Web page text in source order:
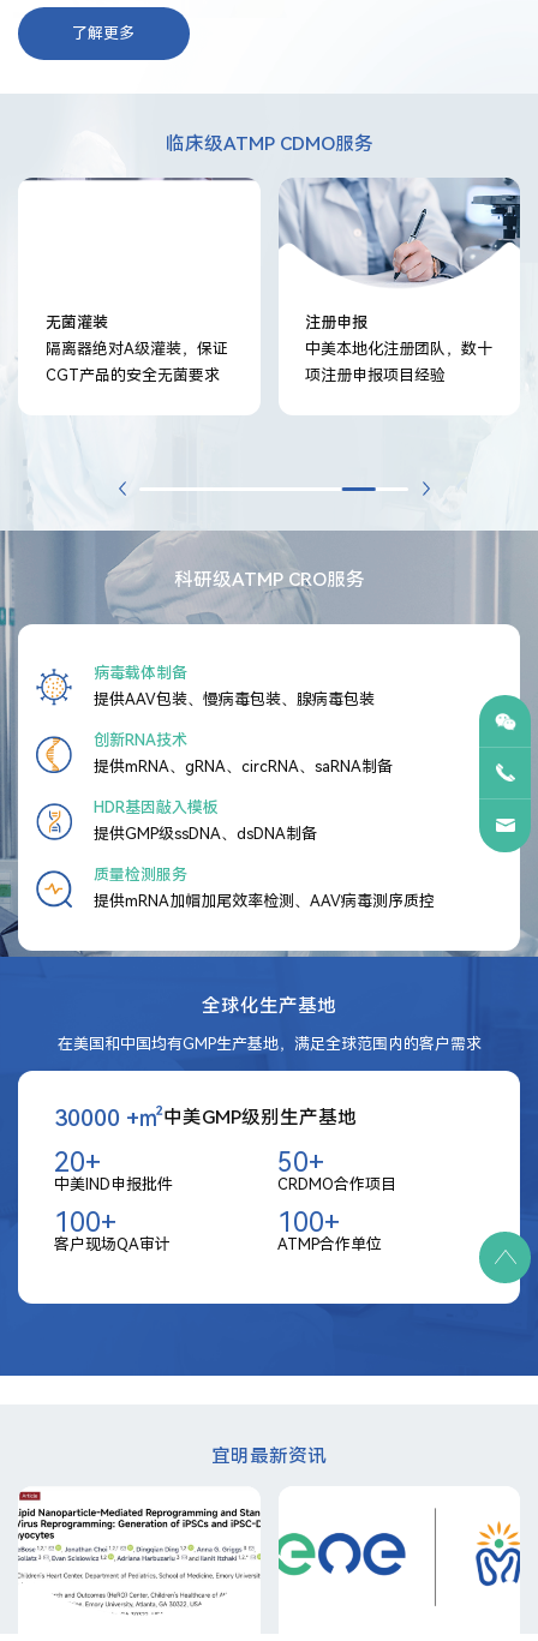
了解更多
临床级ATMP CDMO服务
无菌灌装
隔离器绝对A级灌装，保证
CGT产品的安全无菌要求
注册申报
中美本地化注册团队，数十
项注册申报项目经验
科研级ATMP CRO服务
病毒载体制备
提供AAV包装、慢病毒包装、腺病毒包装
创新RNA技术
提供mRNA、gRNA、circRNA、saRNA制备
HDR基因敲入模板
提供GMP级ssDNA、dsDNA制备
质量检测服务
提供mRNA加帽加尾效率检测、AAV病毒测序质控
全球化生产基地
在美国和中国均有GMP生产基地，满足全球范围内的客户需求
30000 +㎡中美GMP级别生产基地
20+
中美IND申报批件
50+
CRDMO合作项目
100+
客户现场QA审计
100+
ATMP合作单位
宜明最新资讯